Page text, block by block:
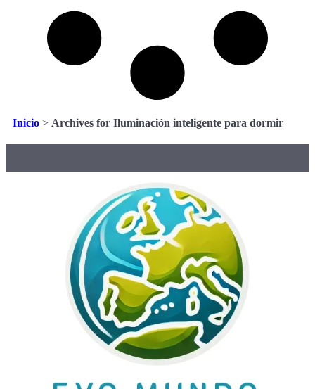
Inicio > Archives for Iluminación inteligente para dormir